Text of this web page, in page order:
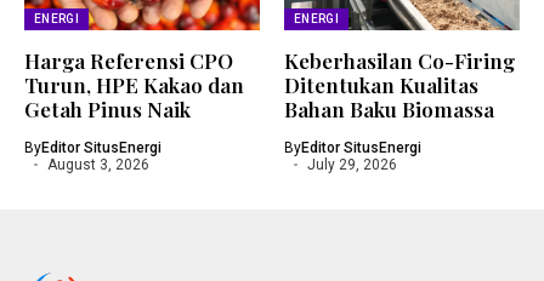
ENERGI
Harga Referensi CPO
Turun, HPE Kakao dan
Getah Pinus Naik
ByEditor SitusEnergi
August 3, 2026
ENERGI
Keberhasilan Co-Firing
Ditentukan Kualitas
Bahan Baku Biomassa
ByEditor SitusEnergi
July 29, 2026